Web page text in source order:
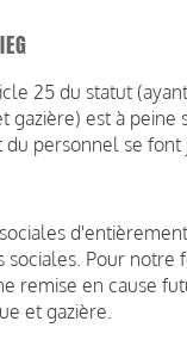
25 du statut
est à peine
personnel se font
Pour notre
remise en cause
et gazière.